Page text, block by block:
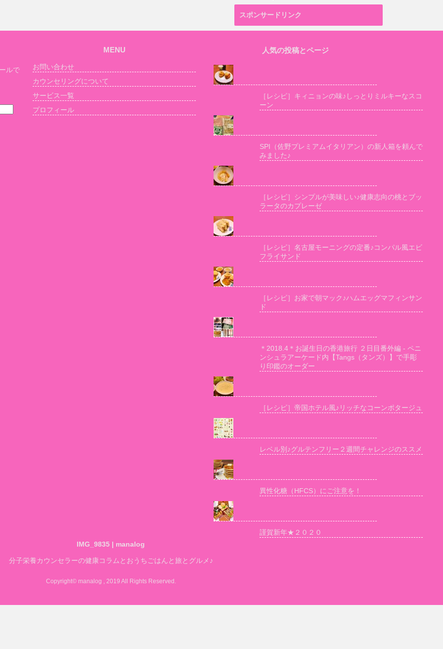
スポンサードリンク
ルで
MENU
お問い合わせ
カウンセリングについて
サービス一覧
プロフィール
人気の投稿とページ
［レシピ］キィニョンの味♪しっとりミルキーなスコ
ーン
SPI（佐野プレミアムイタリアン）の新人箱を頼んで
みました♪
［レシピ］シンプルが美味しい♪健康志向の桃とブッ
ラータのカプレーゼ
［レシピ］名古屋モーニングの定番♪コンパル風エビ
フライサンド
［レシピ］お家で朝マック♪ハムエッグマフィンサン
ド
＊2018.4＊お誕生日の香港旅行 ２日目番外編 - ペニ
ンシュラアーケード内【Tangs（タンズ）】で手彫
り印鑑のオーダー
［レシピ］帝国ホテル風♪リッチなコーンポタージュ
レベル別♪グルテンフリー２週間チャレンジのススメ
異性化糖（HFCS）にご注意を！
謹賀新年★２０２０
IMG_9835 | manalog
分子栄養カウンセラーの健康コラムとおうちごはんと旅とグルメ♪
Copyright© manalog , 2019 All Rights Reserved.